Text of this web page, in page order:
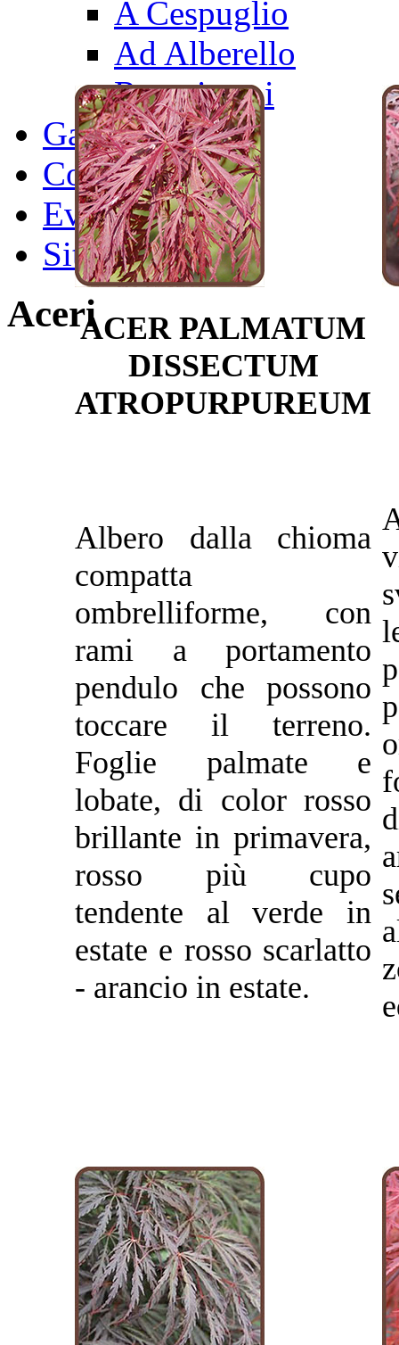
A Cespuglio
Ad Alberello
Rampicanti
Gallery
Contatti
Eventi
SiteMap
AceriACER PALMATUM
DISSECTUM
ATROPURPUREUM
Albero dalla chioma
compatta
ombrelliforme, con
rami a portamento
pendulo che possono
toccare il terreno.
Foglie palmate e
lobate, di color rosso
brillante in primavera,
rosso più cupo
tendente al verde in
estate e rosso scarlatto
- arancio in estate.